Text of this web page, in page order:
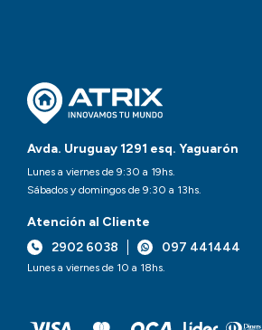
Avda. Uruguay 1291 esq. Yaguarón
Lunes a viernes de 9:30 a 19hs.
Sábados y domingos de 9:30 a 13hs.
Atención al Cliente
2902 6038
097 441444
Lunes a viernes de 10 a 18hs.